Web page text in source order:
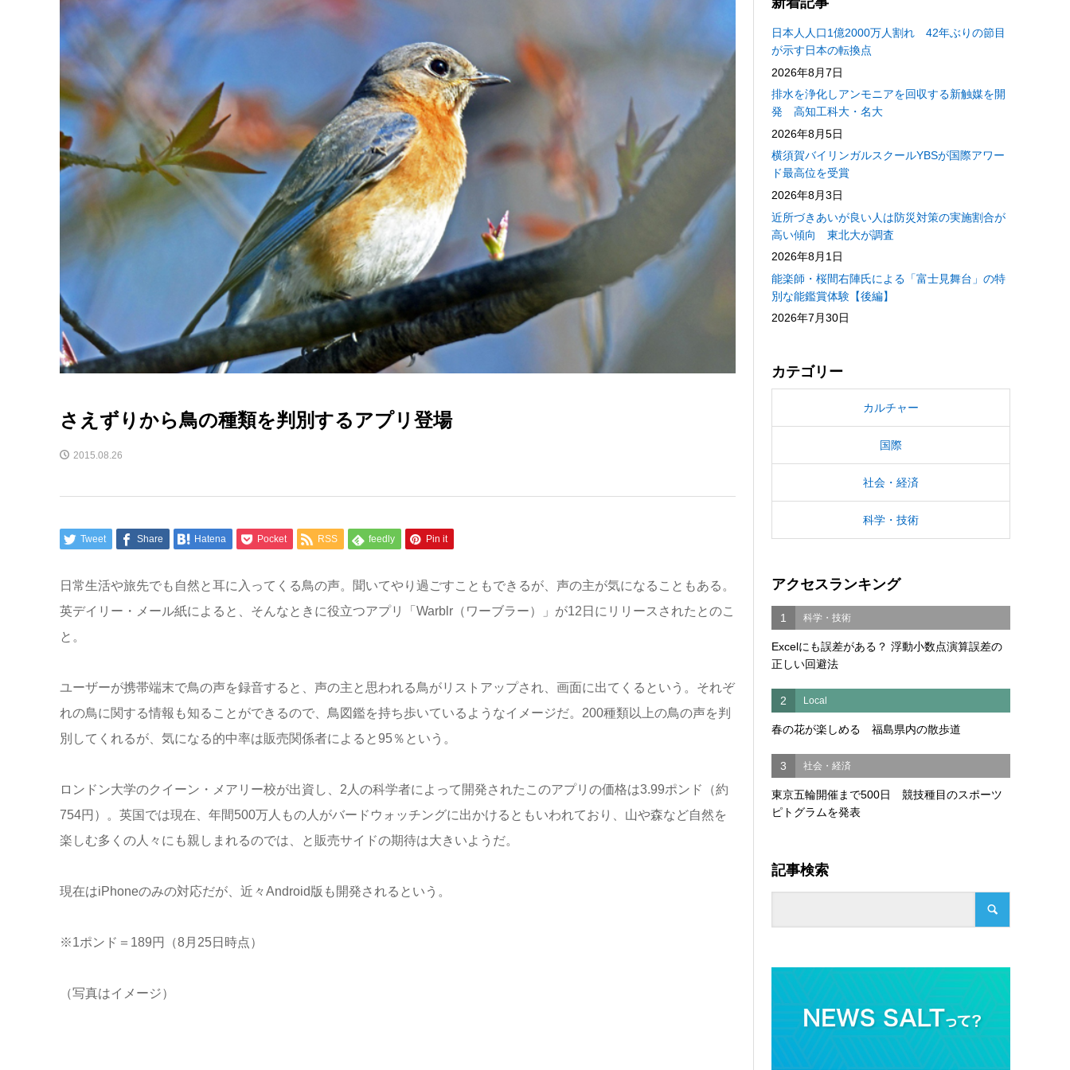
さえずりから鳥の種類を判別するアプリ登場
2015.08.26
Tweet Share Hatena Pocket RSS feedly Pin it
日常生活や旅先でも自然と耳に入ってくる鳥の声。聞いてやり過ごすこともできるが、声の主が気になることもある。
英デイリー・メール紙によると、そんなときに役立つアプリ「Warblr（ワーブラー）」が12日にリリースされたとのこ
と。
ユーザーが携帯端末で鳥の声を録音すると、声の主と思われる鳥がリストアップされ、画面に出てくるという。それぞ
れの鳥に関する情報も知ることができるので、鳥図鑑を持ち歩いているようなイメージだ。200種類以上の鳥の声を判
別してくれるが、気になる的中率は販売関係者によると95％という。
ロンドン大学のクイーン・メアリー校が出資し、2人の科学者によって開発されたこのアプリの価格は3.99ポンド（約
754円）。英国では現在、年間500万人もの人がバードウォッチングに出かけるともいわれており、山や森など自然を
楽しむ多くの人々にも親しまれるのでは、と販売サイドの期待は大きいようだ。
現在はiPhoneのみの対応だが、近々Android版も開発されるという。
※1ポンド＝189円（8月25日時点）
（写真はイメージ）
日本人人口1億2000万人割れ 42年ぶりの節目
が示す日本の転換点
2026年8月7日
排水を浄化しアンモニアを回収する新触媒を開
発 高知工科大・名大
2026年8月5日
横須賀バイリンガルスクールYBSが国際アワー
ド最高位を受賞
2026年8月3日
近所づきあいが良い人は防災対策の実施割合が
高い傾向 東北大が調査
2026年8月1日
能楽師・桜間右陣氏による「富士見舞台」の特
別な能鑑賞体験【後編】
2026年7月30日
カテゴリー
カルチャー
国際
社会・経済
科学・技術
アクセスランキング
1 科学・技術
Excelにも誤差がある？ 浮動小数点演算誤差の
正しい回避法
2 Local
春の花が楽しめる 福島県内の散歩道
3 社会・経済
東京五輪開催まで500日 競技種目のスポーツ
ピトグラムを発表
記事検索